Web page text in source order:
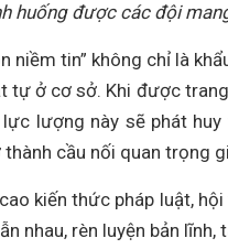
huống được các đội
niềm tin” không chỉ là
tự ở cơ sở. Khi được
lực lượng này sẽ phát
cầu nối quan trọng
kiến thức pháp luật,
nhau, rèn luyện bản